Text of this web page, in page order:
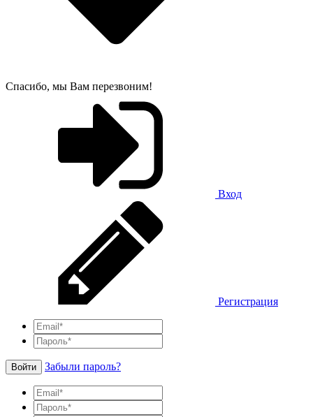
Спасибо, мы Вам перезвоним!
Вход
Регистрация
Войти Забыли пароль?